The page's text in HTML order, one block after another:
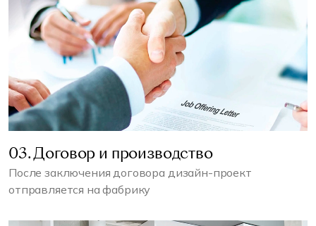
03. Договор и производство
После заключения договора дизайн-проект
отправляется на фабрику